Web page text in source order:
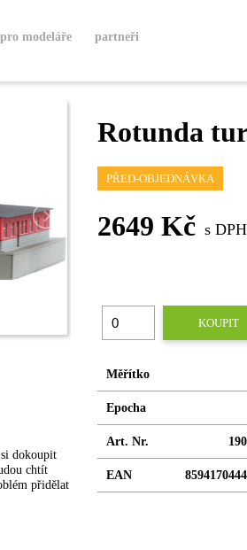
pro modeláře partneři
dokoupit
chtít
přidělat
Rotunda
PŘED-OBJEDNÁVKA
2649 Kč s DPH
KOUPIT
Měřítko
Epocha
Art. Nr.
EAN